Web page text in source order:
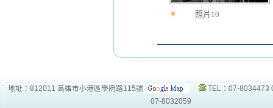
照片10
地址：812011 高雄市小港區學府路115號
TEL：07-8034473
07-8032059